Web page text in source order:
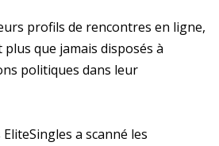
profils de rencontres en ligne,
que jamais disposés à
politiques dans leur
a scanné les